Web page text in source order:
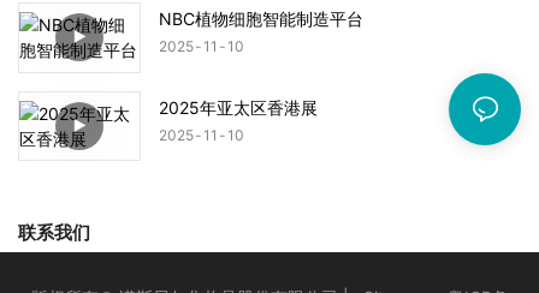
NBC植物细胞智能制造平台
2025 11 10
2025年亚太区香港展
2025 11 10
联系我们